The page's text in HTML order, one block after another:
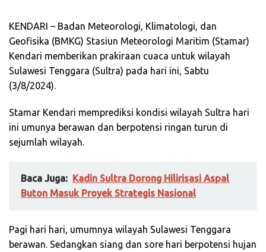
KENDARI – Badan Meteorologi, Klimatologi, dan
Geofisika (BMKG) Stasiun Meteorologi Maritim (Stamar)
Kendari memberikan prakiraan cuaca untuk wilayah
Sulawesi Tenggara (Sultra) pada hari ini, Sabtu
(3/8/2024).
Stamar Kendari memprediksi kondisi wilayah Sultra hari
ini umunya berawan dan berpotensi ringan turun di
sejumlah wilayah.
Baca Juga: Kadin Sultra Dorong Hilirisasi Aspal
Buton Masuk Proyek Strategis Nasional
Pagi hari hari, umumnya wilayah Sulawesi Tenggara
berawan. Sedangkan siang dan sore hari berpotensi hujan